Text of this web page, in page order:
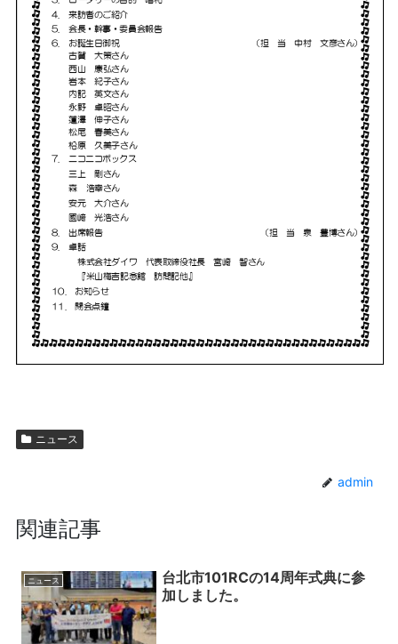
ニュース
admin
関連記事
ニュース
台北市101RCの14周年式典に参
加しました。